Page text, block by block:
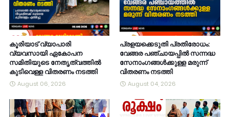
കൂരിയാട് വ്യാപാരി
വ്യവസായി ഏകോപന
സമിതിയുടെ നേതൃത്വത്തിൽ
കുടിവെള്ള വിതരണം നടത്തി
August 06, 2026
പ്രളയക്കെടുതി പ്രതിരോധം:
വേങ്ങര പഞ്ചായപ്പിൽ സന്നദ്ധ
സേനാംഗങ്ങൾക്കുള്ള മരുന്ന്
വിതരണം നടത്തി
August 04, 2026